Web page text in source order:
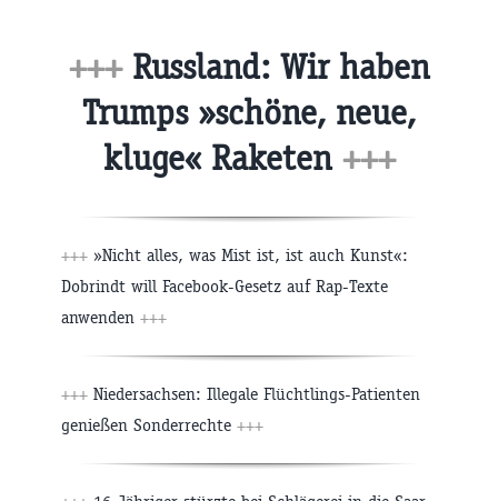
+++ Russland: Wir haben
Trumps »schöne, neue,
kluge« Raketen +++
+++ »Nicht alles, was Mist ist, ist auch Kunst«:
Dobrindt will Facebook-Gesetz auf Rap-Texte
anwenden +++
+++ Niedersachsen: Illegale Flüchtlings-Patienten
genießen Sonderrechte +++